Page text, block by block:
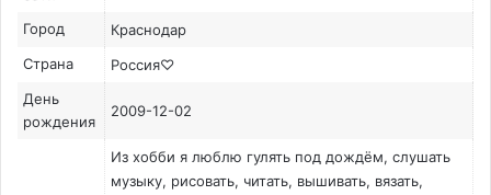
Город
Краснодар
Страна
Россия♡
День
рождения
2009-12-02
Из хобби я люблю гулять под дождём, слушать
музыку, рисовать, читать, вышивать, вязать,